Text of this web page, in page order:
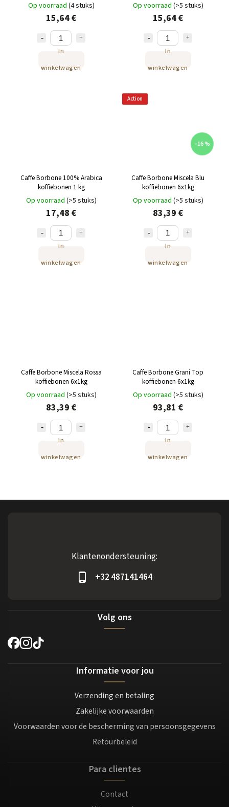
Op voorraad (4 stuks)
15,64 €
In
winkelwagen
Op voorraad (>5 stuks)
15,64 €
In
winkelwagen
Caffe Borbone 100% Arabica
koffiebonen 1 kg
Op voorraad (>5 stuks)
17,48 €
In
winkelwagen
Action
–16 %
Caffe Borbone Miscela Blu
koffiebonen 6x1kg
Op voorraad (>5 stuks)
83,39 €
In
winkelwagen
Caffe Borbone Miscela Rossa
koffiebonen 6x1kg
Op voorraad (>5 stuks)
83,39 €
In
winkelwagen
Caffe Borbone Grani Top
koffiebonen 6x1kg
Op voorraad (>5 stuks)
93,81 €
In
winkelwagen
Klantenondersteuning:
+32 487141464
Volg ons
Informatie voor jou
Verzending en betaling
Zakelijke voorwaarden
Voorwaarden voor de bescherming van persoonsgegevens
Retourbeleid
Para clientes
Contact